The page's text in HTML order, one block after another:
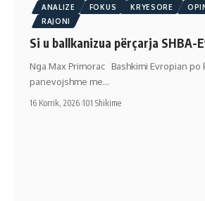
ANALIZE FOKUS KRYESORE
RAJONI
Si u ballkanizua përçarja SHBA-
Nga Max Primorac Bashkimi Evropian
panevojshme me…
16 Korrik, 2026 101 Shikime